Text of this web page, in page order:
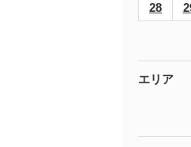
28
エリア